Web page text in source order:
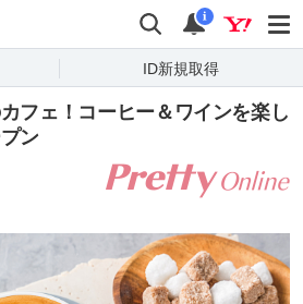
検索 通知
i
ID新規取得
フェ！コーヒー＆ワインを楽し
ン